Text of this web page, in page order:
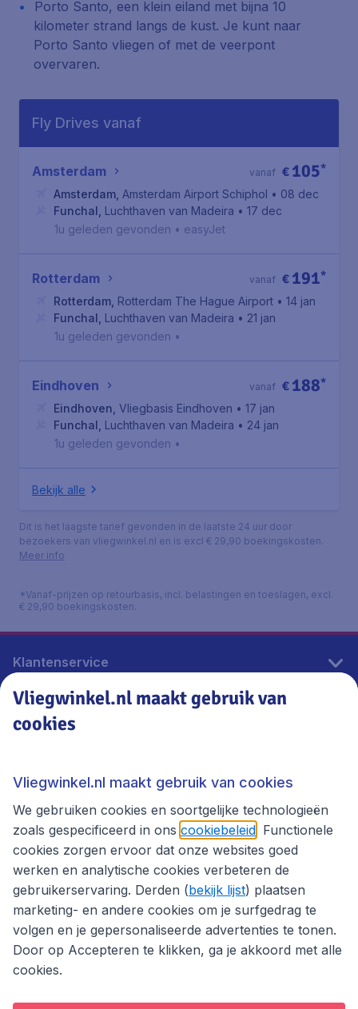
Porto Santo, een klein eiland met bijna 10
kilometer strand langs de kust. Je kunt naar
Porto Santo vliegen of met de veerpont
overvaren.
Fly Drives vanaf
Amsterdam € 105*
vanaf
Amsterdam Amsterdam Airport Schiphol • 08 dec
Funchal Luchthaven van Madeira • 17 dec
1u geleden gevonden • easyJet
Rotterdam € 191*
vanaf
Rotterdam Rotterdam The Hague Airport • 14 jan
Funchal Luchthaven van Madeira • 21 jan
1u geleden gevonden •
Eindhoven € 188*
vanaf
Eindhoven Vliegbasis Eindhoven • 17 jan
Funchal Luchthaven van Madeira • 24 jan
1u geleden gevonden •
Bekijk alle
Dit is het laagste tarief gevonden in de laatste 24 uur door
bezoekers van vliegwinkel.nl en is excl € 29,90 boekingskosten.
Meer info
*Vanaf-prijzen op retourbasis, incl. belastingen en toeslagen, excl.
€ 29,90 boekingskosten.
Klantenservice
Vliegwinkel.nl
Thema's
Vliegwinkel.nl maakt gebruik van
cookies
Vliegwinkel.nl maakt gebruik van cookies
We gebruiken cookies en soortgelijke technologieën
zoals gespecificeerd in ons cookiebeleid . Functionele
cookies zorgen ervoor dat onze websites goed
werken en analytische cookies verbeteren de
gebruikerservaring. Derden (bekijk lijst) plaatsen
marketing- en andere cookies om je surfgedrag te
volgen en je gepersonaliseerde advertenties te tonen.
Door op Accepteren te klikken, ga je akkoord met alle
cookies.